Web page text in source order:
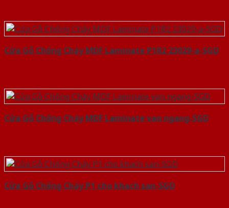
Cửa Gỗ Chống Cháy MDF Laminate P1R2 23029-a-SGD
Cửa Gỗ Chống Cháy MDF Laminate van ngang-SGD
Cửa Gỗ Chống Cháy P1 cho khach san-SGD